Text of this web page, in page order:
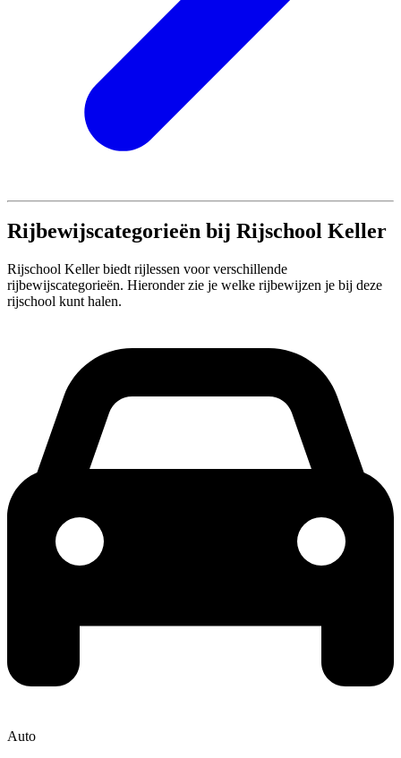
Rijbewijscategorieën bij Rijschool Keller
Rijschool Keller biedt rijlessen voor verschillende
rijbewijscategorieën. Hieronder zie je welke rijbewijzen je bij deze
rijschool kunt halen.
Auto